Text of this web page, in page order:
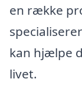
en række
kan hjælpe
livet.